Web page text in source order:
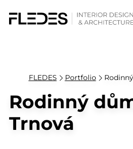
FLEDES Portfolio
Rodinný
Trnová